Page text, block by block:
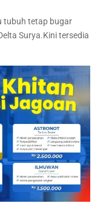
tubuh tetap bugar
Surya.Kini tersedia